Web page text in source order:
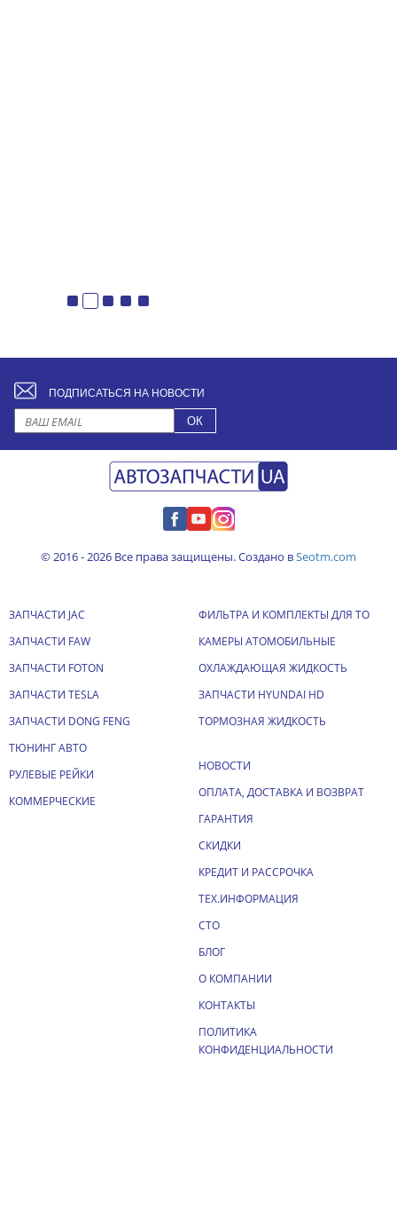
ПОДПИСАТЬСЯ НА НОВОСТИ
© 2016 - 2026 Все права защищены. Создано вSeotm.com
ЗАПЧАСТИ JAC
ЗАПЧАСТИ FAW
ЗАПЧАСТИ FOTON
ЗАПЧАСТИ TESLA
ЗАПЧАСТИ DONG FENG
ТЮНИНГ АВТО
РУЛЕВЫЕ РЕЙКИ
КОММЕРЧЕСКИЕ
ФИЛЬТРА И КОМПЛЕКТЫ ДЛЯ ТО
КАМЕРЫ АТОМОБИЛЬНЫЕ
ОХЛАЖДАЮЩАЯ ЖИДКОСТЬ
ЗАПЧАСТИ HYUNDAI HD
ТОРМОЗНАЯ ЖИДКОСТЬ
НОВОСТИ
ОПЛАТА, ДОСТАВКА И ВОЗВРАТ
ГАРАНТИЯ
СКИДКИ
КРЕДИТ И РАССРОЧКА
ТЕХ.ИНФОРМАЦИЯ
СТО
БЛОГ
О КОМПАНИИ
КОНТАКТЫ
ПОЛИТИКА
КОНФИДЕНЦИАЛЬНОСТИ